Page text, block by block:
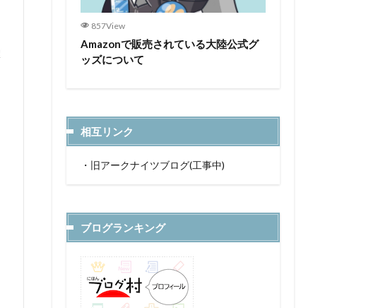
857View
Amazonで販売されている大陸公式グ
ッズについて
相互リンク
・ 旧アークナイツブログ(工事中)
ブログランキング